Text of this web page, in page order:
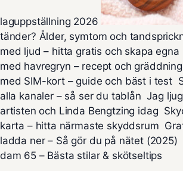
laguppställning 2026
tänder? Ålder, symtom och
med ljud – hitta gratis och skapa egna
med havregryn – recept och
med SIM-kort – guide och bäst i test
alla kanaler – så ser du tablån Jag
artisten och Linda Bengtzing idag
karta – hitta närmaste skyddsrum
ladda ner – Så gör du på nätet (2025)
dam 65 – Bästa stilar & skötseltips